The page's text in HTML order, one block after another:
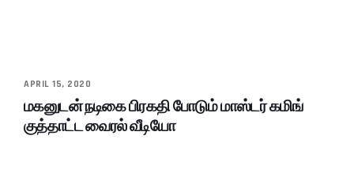
APRIL 15, 2020
மகனுடன் நடிகை பிரகதி போடும் மாஸ்டர் கமிங்
குத்தாட்ட வைரல் வீடியோ